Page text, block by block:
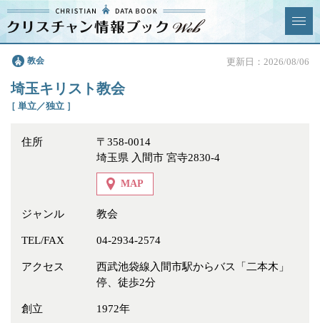
クリスチャン
情報ブックとは
News & Topics
よくあるご質問
教会 学校・幼稚園・神学校
教会 更新日：2026/08/06
埼玉キリスト教会
［ 単立／独立 ］
住所
〒358-0014
埼玉県 入間市 宮寺2830-4
MAP
ジャンル 教会
TEL/FAX 04-2934-2574
アクセス
西武池袋線入間市駅からバス「二本木」
停、徒歩2分
創立 1972年